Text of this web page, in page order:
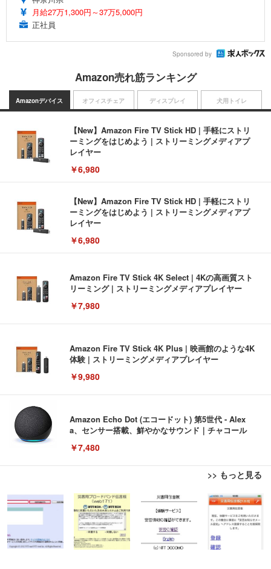
月給27万1,300円～37万5,000円
正社員
Sponsored by
Amazon売れ筋ランキング
Amazonデバイス
【New】Amazon Fire TV Stick HD | 手軽にストリ
ーミングをはじめよう | ストリーミングメディアプ
レイヤー
￥6,980
【New】Amazon Fire TV Stick HD | 手軽にストリ
ーミングをはじめよう | ストリーミングメディアプ
レイヤー
￥6,980
Amazon Fire TV Stick 4K Select | 4Kの高画質スト
リーミング | ストリーミングメディアプレイヤー
￥7,980
Amazon Fire TV Stick 4K Plus | 映画館のような4K
体験 | ストリーミングメディアプレイヤー
￥9,980
Amazon Echo Dot (エコードット) 第5世代 - Alex
a、センサー搭載、鮮やかなサウンド｜チャコール
￥7,480
>> もっと見る
オフィスチェア
[EdoErgo] オフィスチェア 椅子 テレワーク 疲れな
い 跳ね上げ式アームレスト コンパクト 約105度ロッ
キング pc 事務椅子 360度回転 座面昇降 強化ナイロ
ン樹脂ベース 通気性メッシュ 在宅ワーク H-WY01
(黒網+黒枠+黒足)
￥5,699
ディスプレイ
EIZO ビジネス向けプレミアムモニター | FlexScan
EV3240X-WT | 31.5型4K UHD・USB Type-C・ホワ
イト
￥105,595
犬用トイレ
Amazonベーシック ペットシーツ 薄型 レギュラー 1
回使い捨て 無香料 ホワイト 300枚
￥3,373